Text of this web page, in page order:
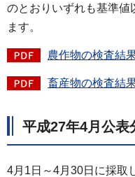
のとおりいずれも基準値
ます。
農作物の検査結
畜産物の検査結
平成27年4月公表
4月1日～4月30日に採取